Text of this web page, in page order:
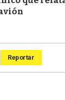
Reportar